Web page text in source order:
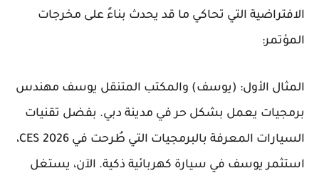
الافتراضية التي تحاكي ما قد يحدث بناءً على مخرجات
المؤتمر:
المثال الأول: (يوسف) والمكتب المتنقل يوسف مهندس
برمجيات يعمل بشكل حر في مدينة دبي. بفضل تقنيات
السيارات المعرفة بالبرمجيات التي طُرحت في CES 2026،
استثمر يوسف في سيارة كهربائية ذكية. الآن، يستغل